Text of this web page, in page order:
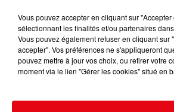
Vous pouvez accepter en cliquant sur "Accepter
sélectionnant les finalités et/ou partenaires
Vous pouvez également refuser en cliquant sur
accepter". Vos préférences ne s'appliqueront
pouvez mettre à jour vos choix, ou retirer votre
moment via le lien "Gérer les cookies" situé en